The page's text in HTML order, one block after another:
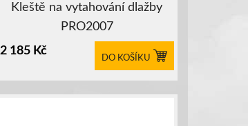
Kleště na vytahování dlažby
PRO2007
2 185 Kč
DO KOŠÍKU